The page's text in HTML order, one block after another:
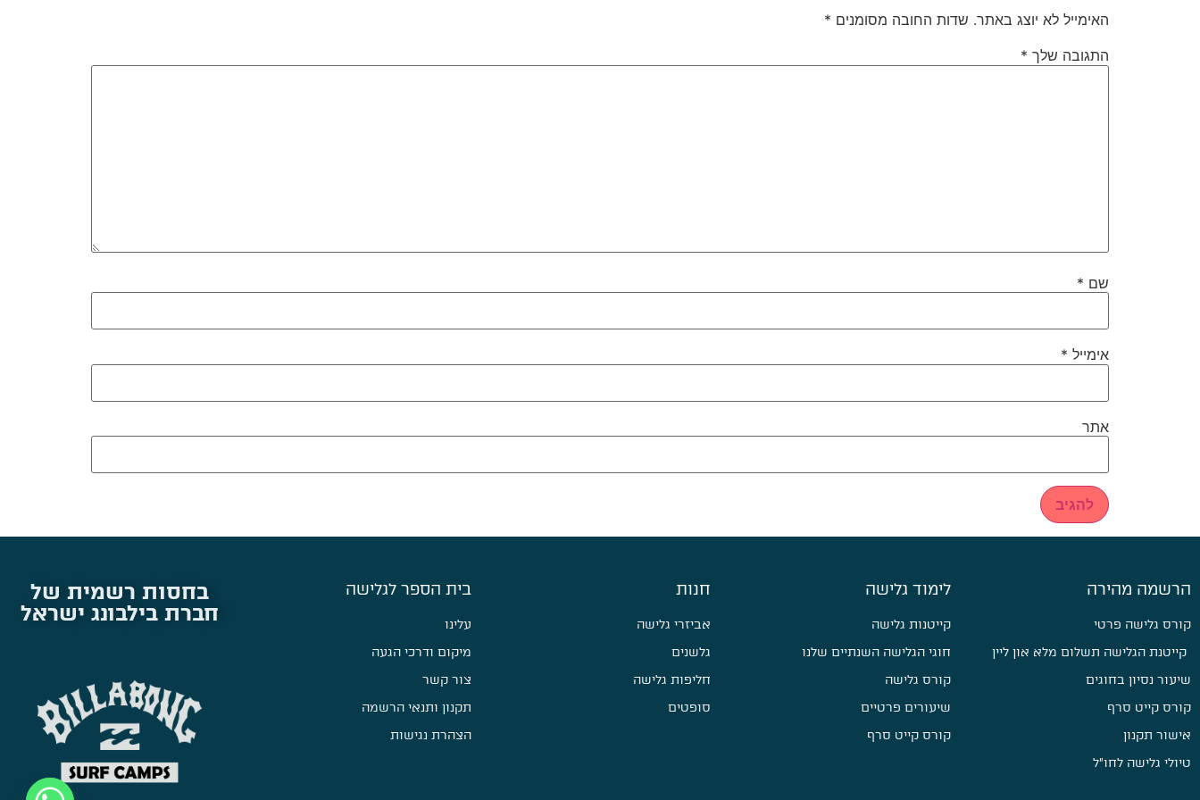
האימייל לא יוצג באתר. שדות החובה מסומנים *
התגובה שלך *
שם *
אימייל *
אתר
הרשמה מהירה
קורס גלישה פרטי
קייטנת הגלישה תשלום מלא און ליין
שיעור נסיון בחוגים
קורס קייט סרף
אישור תקנון
טיולי גלישה לחו״ל
לימוד גלישה
קייטנות גלישה
חוגי הגלישה השנתיים שלנו
קורס גלישה
שיעורים פרטיים
קורס קייט סרף
חנות
אביזרי גלישה
גלשנים
חליפות גלישה
סופטים
בית הספר לגלישה
עלינו
מיקום ודרכי הגעה
צור קשר
תקנון ותנאי הרשמה
הצהרת נגישות
בחסות רשמית של
חברת בילבונג ישראל